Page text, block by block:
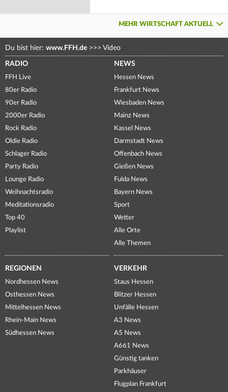
MEHR WIRTSCHAFT AKTUELL
Du bist hier: www.FFH.de >>> Video
RADIO
FFH Live
80er Radio
90er Radio
2000er Radio
Rock Radio
Oldie Radio
Schlager Radio
Party Radio
Lounge Radio
Weihnachtsradio
Meditationsradio
Top 40
Playlist
NEWS
Hessen News
Frankfurt News
Wiesbaden News
Mainz News
Kassel News
Darmstadt News
Offenbach News
Gießen News
Fulda News
Bayern News
Sport
Wetter
Alle Orte
Alle Themen
REGIONEN
Nordhessen News
Osthessen News
Mittelhessen News
Rhein-Main News
Südhessen News
VERKEHR
Staus Hessen
Blitzer Hessen
Unfälle Hessen
A3 News
A5 News
A661 News
Günstig tanken
Parkhäuser
Flugplan Frankfurt